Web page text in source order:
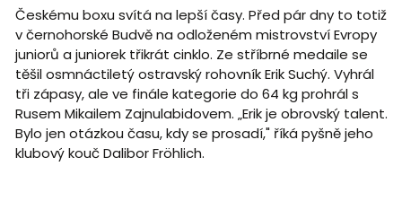
Českému boxu svítá na lepší časy. Před pár dny to totiž
v černohorské Budvě na odloženém mistrovství Evropy
juniorů a juniorek třikrát cinklo. Ze stříbrné medaile se
těšil osmnáctiletý ostravský rohovník Erik Suchý. Vyhrál
tři zápasy, ale ve finále kategorie do 64 kg prohrál s
Rusem Mikailem Zajnulabidovem. „Erik je obrovský talent.
Bylo jen otázkou času, kdy se prosadí," říká pyšně jeho
klubový kouč Dalibor Fröhlich.